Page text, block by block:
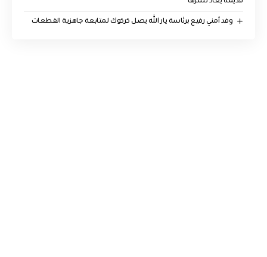
وفد أمني رفيع برئاسة يار الله يصل كركوك لمتابعة جاهزية القطعات